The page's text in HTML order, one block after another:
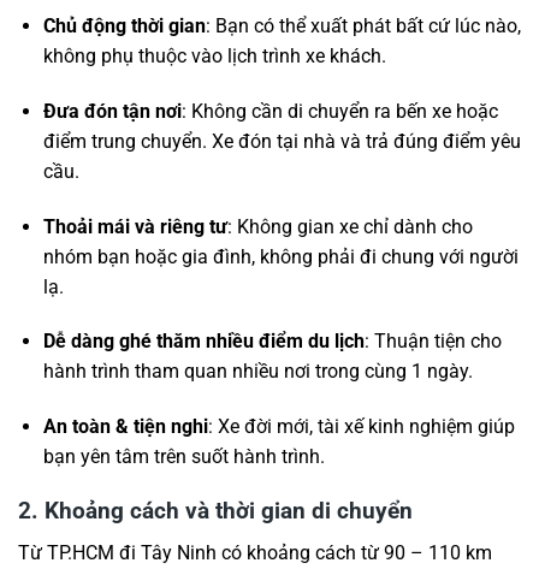
Chủ động thời gian: Bạn có thể xuất phát bất cứ lúc nào,
không phụ thuộc vào lịch trình xe khách.
Đưa đón tận nơi: Không cần di chuyển ra bến xe hoặc
điểm trung chuyển. Xe đón tại nhà và trả đúng điểm yêu
cầu.
Thoải mái và riêng tư: Không gian xe chỉ dành cho
nhóm bạn hoặc gia đình, không phải đi chung với người
lạ.
Dễ dàng ghé thăm nhiều điểm du lịch: Thuận tiện cho
hành trình tham quan nhiều nơi trong cùng 1 ngày.
An toàn & tiện nghi: Xe đời mới, tài xế kinh nghiệm giúp
bạn yên tâm trên suốt hành trình.
2. Khoảng cách và thời gian di chuyển
Từ TP.HCM đi Tây Ninh có khoảng cách từ 90 – 110 km